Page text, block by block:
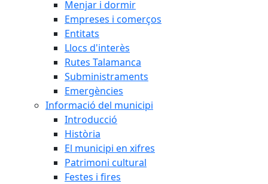
Menjar i dormir
Empreses i comerços
Entitats
Llocs d'interès
Rutes Talamanca
Subministraments
Emergències
Informació del municipi
Introducció
Història
El municipi en xifres
Patrimoni cultural
Festes i fires